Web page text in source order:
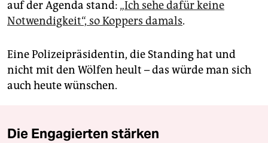
auf der Agenda stand: „Ich sehe dafür keine
Notwendigkeit“, so Koppers damals.
Eine Polizeipräsidentin, die Standing hat und
nicht mit den Wölfen heult – das würde man sich
auch heute wünschen.
Die Engagierten stärken